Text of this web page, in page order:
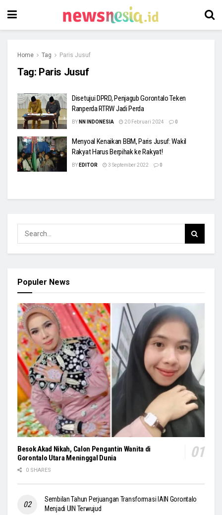
Home Tag Paris Jusuf
Tag: Paris Jusuf
Disetujui DPRD, Penjagub Gorontalo Teken
Ranperda RTRW Jadi Perda
BY NN INDONESIA 20 Februari 2024 0
Menyoal Kenaikan BBM, Paris Jusuf: Wakil
Rakyat Harus Berpihak ke Rakyat!
BY EDITOR 3 September 2022 0
Populer News
Besok Akad Nikah, Calon Pengantin Wanita di
Gorontalo Utara Meninggal Dunia
0 SHARES
Sembilan Tahun Perjuangan Transformasi IAIN Gorontalo
Menjadi UIN Terwujud